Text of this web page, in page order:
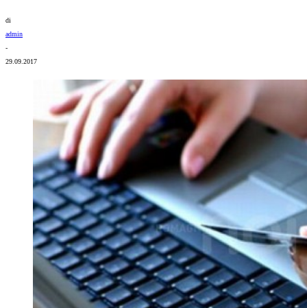
di
admin
-
29.09.2017